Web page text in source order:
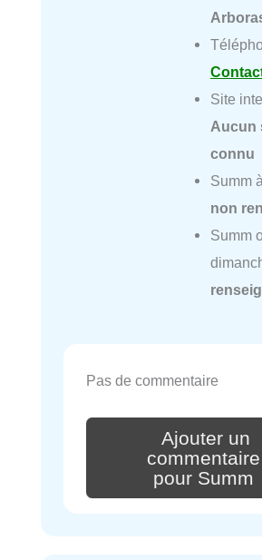
Site
Aucun
connu
Summ
non
Summ
Pas de commentaire
Ajouter un
commentaire
pour Summ